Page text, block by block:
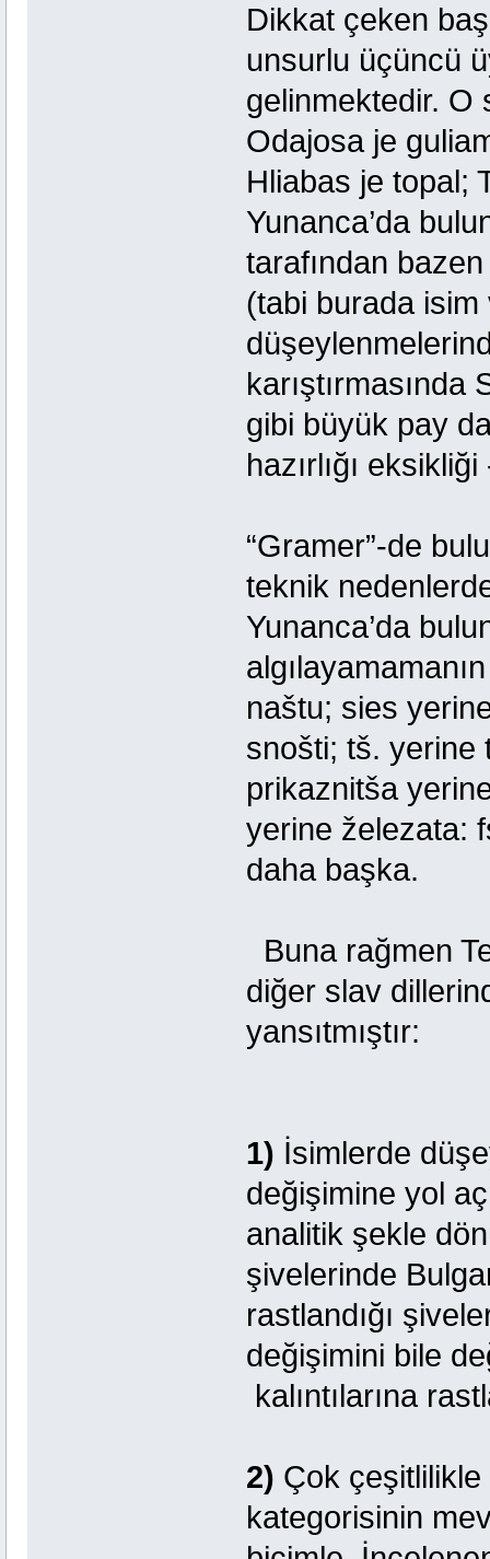
Dikkat çeken
unsurlu üçüncü
gelinmektedir. O
Odajosa je
Hliabas je topal;
Yunanca’da
tarafından
(tabi burada
gibi büyük pay
hazırlığı
“Gramer”-de
teknik
Yunanca’da
naštu; sies
snošti; tš.
prikaznitša
yerine železata:
daha başka.
Buna rağmen
diğer slav
yansıtmıştır:
1) İsimlerde
değişimine yol
analitik şekle
şivelerinde
rastlandığı
değişimini bile
kalıntılarına
2) Çok
kategorisinin